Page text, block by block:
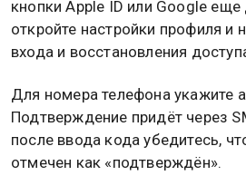
кнопки Apple ID или Google
откройте настройки профиля и
входа и восстановления
Для номера телефона укажите
Подтверждение придёт через
после ввода кода убедитесь,
отмечен как «подтверждён».